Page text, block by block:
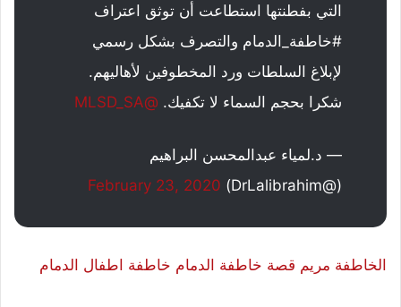
التي بفطنتها استطاعت أن توثق اعتراف
#خاطفة_الدمام والتصرف بشكل رسمي
لإبلاغ السلطات ورد المخطوفين لأهاليهم.
شكرا بحجم السماء لا تكفيك. @MLSD_SA
— د.لمياء عبدالمحسن البراهيم
(@DrLalibrahim)
February 23, 2020
الخاطفة مريم قصة خاطفة الدمام خاطفة اطفال الدمام